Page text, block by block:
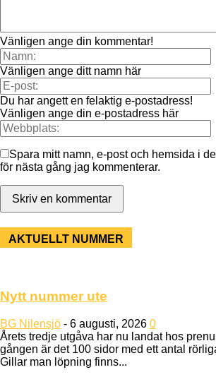
Vänligen ange din kommentar!
Vänligen ange ditt namn här
Du har angett en felaktig e-postadress!
Vänligen ange din e-postadress här
Spara mitt namn, e-post och hemsida i
för nästa gång jag kommenterar.
AKTUELLT NUMMER
Nytt nummer ute
BG Nilensjö - 6 augusti, 2026 0
Årets tredje utgåva har nu landat hos
gången är det 100 sidor med ett antal
Gillar man löpning finns...